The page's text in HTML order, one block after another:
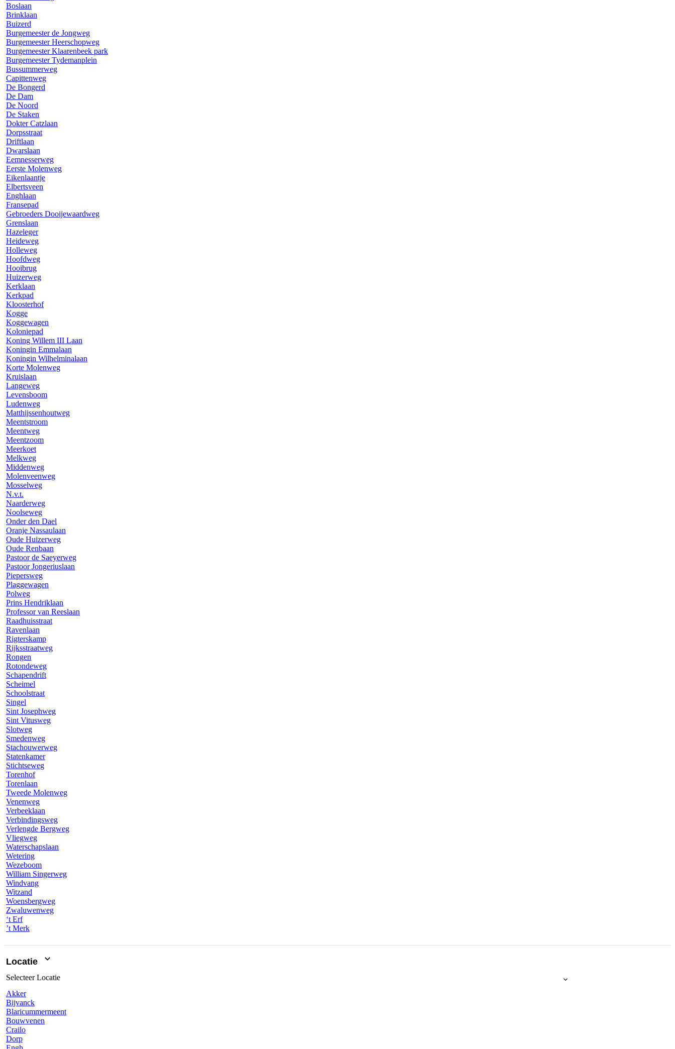
Boslaan
Brinklaan
Buizerd
Burgemeester de Jongweg
Burgemeester Heerschopweg
Burgemeester Klaarenbeek park
Burgemeester Tydemanplein
Bussummerweg
Capittenweg
De Bongerd
De Dam
De Noord
De Staken
Dokter Catzlaan
Dorpsstraat
Driftlaan
Dwarslaan
Eemnesserweg
Eerste Molenweg
Eikenlaantje
Elbertsveen
Enghlaan
Fransepad
Gebroeders Dooijewaardweg
Grenslaan
Hazeleger
Heideweg
Holleweg
Hoofdweg
Hooibrug
Huizerweg
Kerklaan
Kerkpad
Kloosterhof
Kogge
Koggewagen
Koloniepad
Koning Willem III Laan
Koningin Emmalaan
Koningin Wilhelminalaan
Korte Molenweg
Kruislaan
Langeweg
Levensboom
Ludenweg
Matthijssenhoutweg
Meentstroom
Meentweg
Meentzoom
Meerkoet
Melkweg
Middenweg
Molenveenweg
Mosselweg
N.v.t.
Naarderweg
Noolseweg
Onder den Dael
Oranje Nassaulaan
Oude Huizerweg
Oude Renbaan
Pastoor de Saeyerweg
Pastoor Jongeriuslaan
Piepersweg
Plaggewagen
Polweg
Prins Hendriklaan
Professor van Reeslaan
Raadhuisstraat
Ravenlaan
Rigterskamp
Rijksstraatweg
Rongen
Rotondeweg
Schapendrift
Scheimel
Schoolstraat
Singel
Sint Josephweg
Sint Vitusweg
Slotweg
Smedenweg
Stachouwerweg
Statenkamer
Stichtseweg
Torenhof
Torenlaan
Tweede Molenweg
Venenweg
Verbeeklaan
Verbindingsweg
Verlengde Bergweg
Vliegweg
Waterschapslaan
Wetering
Wezeboom
William Singerweg
Windvang
Witzand
Woensbergweg
Zwaluwenweg
‘t Erf
’t Merk
Locatie
SelecteerLocatie
Akker
Bijvanck
Blaricummermeent
Bouwvenen
Crailo
Dorp